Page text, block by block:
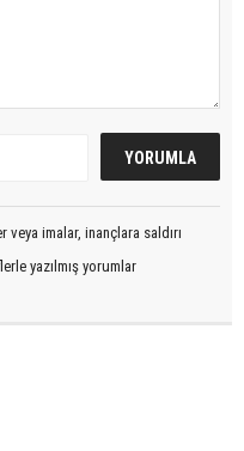
imalar, inançlara saldırı
yazılmış yorumlar